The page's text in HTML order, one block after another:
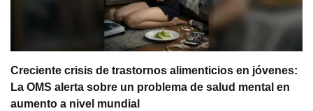
Creciente crisis de trastornos alimenticios en jóvenes:
La OMS alerta sobre un problema de salud mental en
aumento a nivel mundial